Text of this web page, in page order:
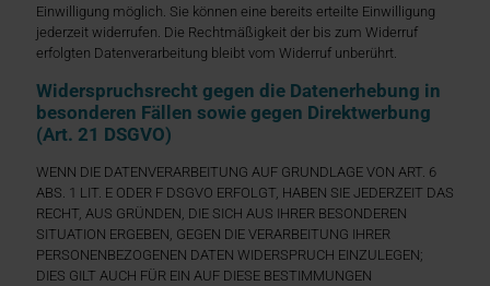
Einwilligung möglich. Sie können eine bereits erteilte Einwilligung
jederzeit widerrufen. Die Rechtmäßigkeit der bis zum Widerruf
erfolgten Datenverarbeitung bleibt vom Widerruf unberührt.
Widerspruchsrecht gegen die Datenerhebung in
besonderen Fällen sowie gegen Direktwerbung
(Art. 21 DSGVO)
WENN DIE DATENVERARBEITUNG AUF GRUNDLAGE VON ART. 6
ABS. 1 LIT. E ODER F DSGVO ERFOLGT, HABEN SIE JEDERZEIT DAS
RECHT, AUS GRÜNDEN, DIE SICH AUS IHRER BESONDEREN
SITUATION ERGEBEN, GEGEN DIE VERARBEITUNG IHRER
PERSONENBEZOGENEN DATEN WIDERSPRUCH EINZULEGEN;
DIES GILT AUCH FÜR EIN AUF DIESE BESTIMMUNGEN